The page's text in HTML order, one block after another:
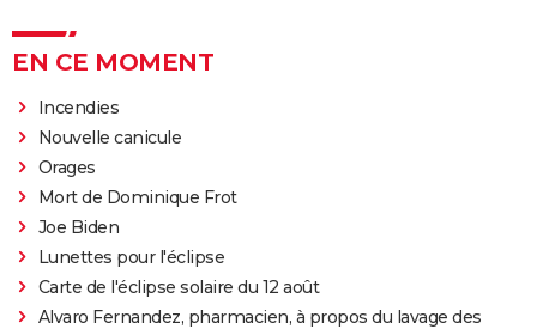
EN CE MOMENT
Incendies
Nouvelle canicule
Orages
Mort de Dominique Frot
Joe Biden
Lunettes pour l'éclipse
Carte de l'éclipse solaire du 12 août
Alvaro Fernandez, pharmacien, à propos du lavage des